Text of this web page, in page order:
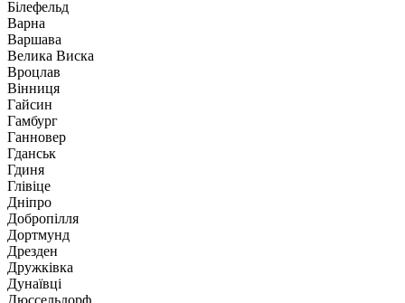
Білефельд
Варна
Варшава
Велика Виска
Вроцлав
Вінниця
Гайсин
Гамбург
Ганновер
Гданськ
Гдиня
Глівіце
Дніпро
Добропілля
Дортмунд
Дрезден
Дружківка
Дунаївці